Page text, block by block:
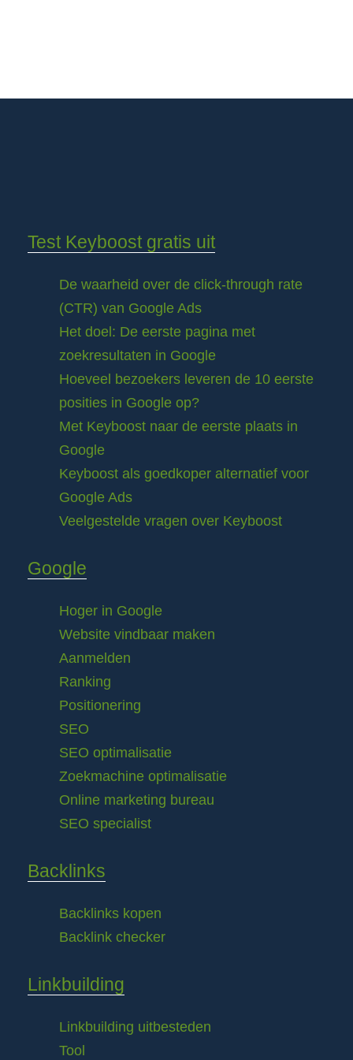
Test Keyboost gratis uit
De waarheid over de click-through rate
(CTR) van Google Ads
Het doel: De eerste pagina met
zoekresultaten in Google
Hoeveel bezoekers leveren de 10 eerste
posities in Google op?
Met Keyboost naar de eerste plaats in
Google
Keyboost als goedkoper alternatief voor
Google Ads
Veelgestelde vragen over Keyboost
Google
Hoger in Google
Website vindbaar maken
Aanmelden
Ranking
Positionering
SEO
SEO optimalisatie
Zoekmachine optimalisatie
Online marketing bureau
SEO specialist
Backlinks
Backlinks kopen
Backlink checker
Linkbuilding
Linkbuilding uitbesteden
Tool